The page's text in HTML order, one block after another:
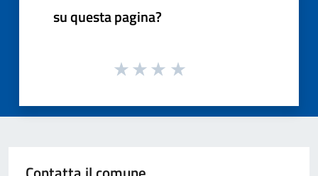
su questa pagina?